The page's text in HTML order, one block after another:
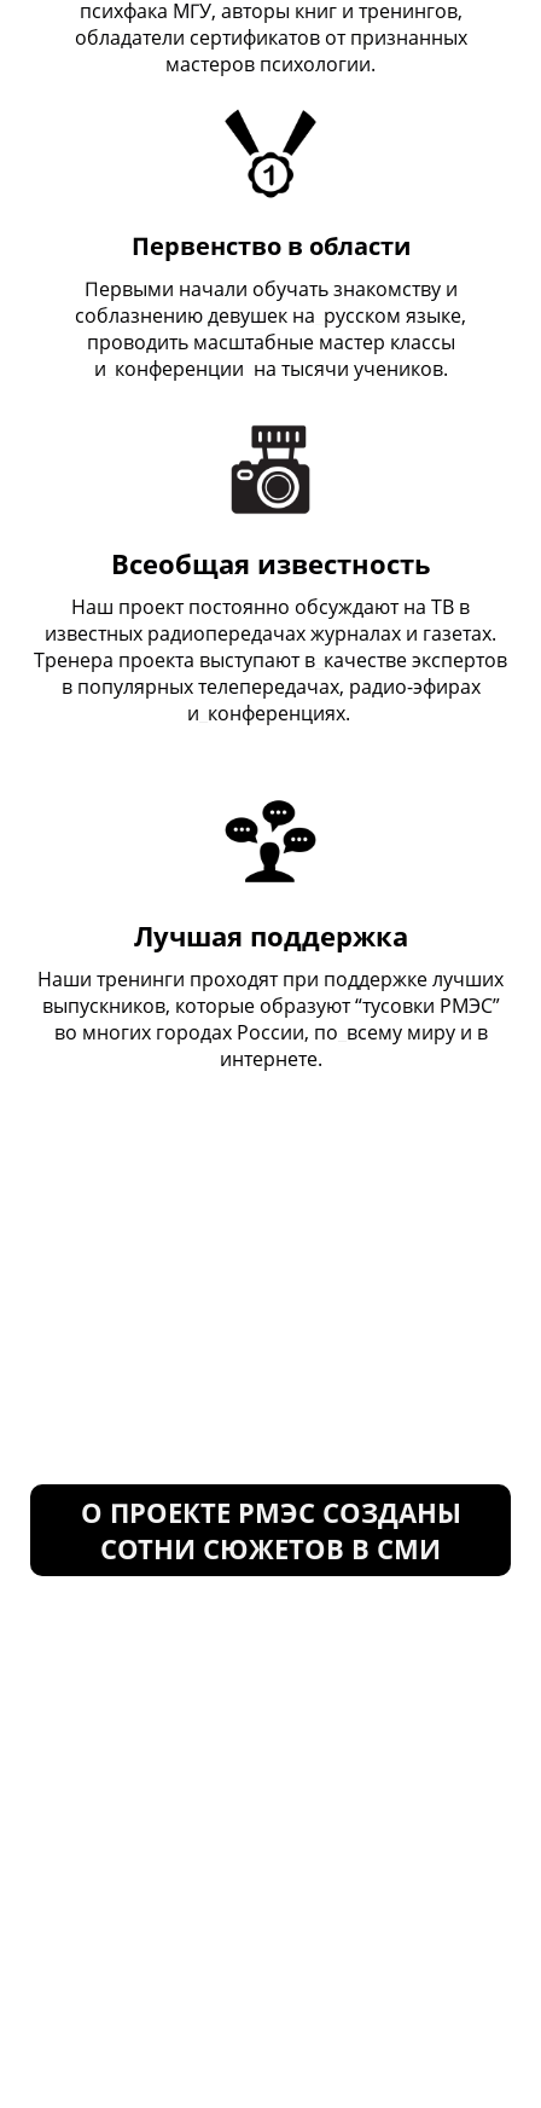
психфака МГУ, авторы книг и тренингов,
обладатели сертификатов от признанных
мастеров психологии.
Первенство в области
Первыми начали обучать знакомству и
соблазнению девушек на русском языке,
проводить масштабные мастер классы
и конференции на тысячи учеников.
Всеобщая известность
Наш проект постоянно обсуждают на ТВ в
известных радиопередачах журналах и газетах.
Тренера проекта выступают в качестве экспертов
в популярных телепередачах, радио-эфирах
и конференциях.
Лучшая поддержка
Наши тренинги проходят при поддержке лучших
выпускников, которые образуют “тусовки РМЭС”
во многих городах России, по всему миру и в
интернете.
О ПРОЕКТЕ РМЭС СОЗДАНЫ
СОТНИ СЮЖЕТОВ В СМИ